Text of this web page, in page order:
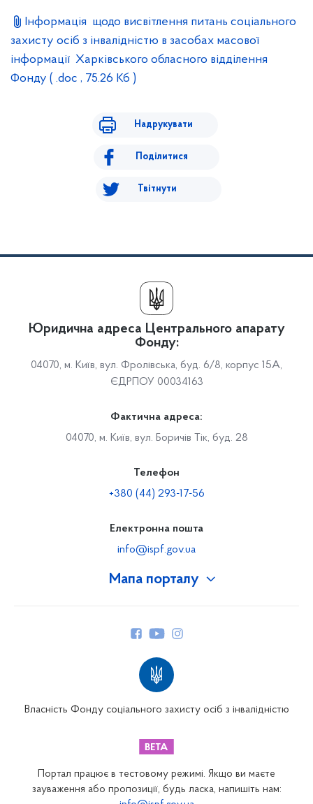
Інформація щодо висвітлення питань соціального
захисту осіб з інвалідністю в засобах масової
інформації Харківського обласного відділення
Фонду ( .doc , 75.26 Кб )
Надрукувати
Поділитися
Твітнути
Мапа порталу
Закарпатське відділення
Юридична адреса Центрального апарату
Фонду:
04070, м. Київ, вул. Фролівська, буд. 6/8, корпус 15А,
ЄДРПОУ 00034163
Фактична адреса:
04070, м. Київ, вул. Боричів Тік, буд. 28
Телефон
+380 (44) 293-17-56
Електронна пошта
info@ispf.gov.ua
Власність Фонду соціального захисту осіб з інвалідністю
Портал працює в тестовому режимі. Якщо ви маєте
зауваження або пропозиції, будь ласка, напишіть нам: